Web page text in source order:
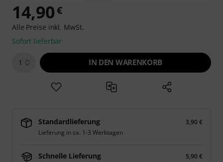
14,90€
Alle Preise inkl. MwSt.
Sofort lieferbar
1 IN DEN WARENKORB
Standardlieferung
3,90 €
Lieferung in ca. 1-3 Werktagen
Schnelle Lieferung
5,90 €